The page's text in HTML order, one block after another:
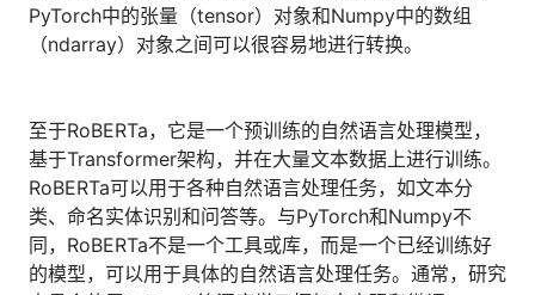
PyTorch中的张量（tensor）对象和Numpy中的数组
（ndarray）对象之间可以很容易地进行转换。
至于RoBERTa，它是一个预训练的自然语言处理模型，
基于Transformer架构，并在大量文本数据上进行训练。
RoBERTa可以用于各种自然语言处理任务，如文本分
类、命名实体识别和问答等。与PyTorch和Numpy不
同，RoBERTa不是一个工具或库，而是一个已经训练好
的模型，可以用于具体的自然语言处理任务。通常，研究